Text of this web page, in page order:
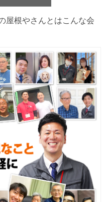
屋根やさんとはこんな会